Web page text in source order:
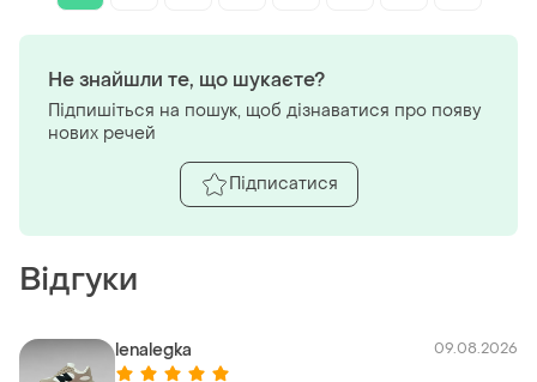
Відгуки
lenalegka 09.08.2026
Не знайшли те, що шукаєте?
Підпишіться на пошук, щоб дізнаватися про появу
нових речей
Підписатися